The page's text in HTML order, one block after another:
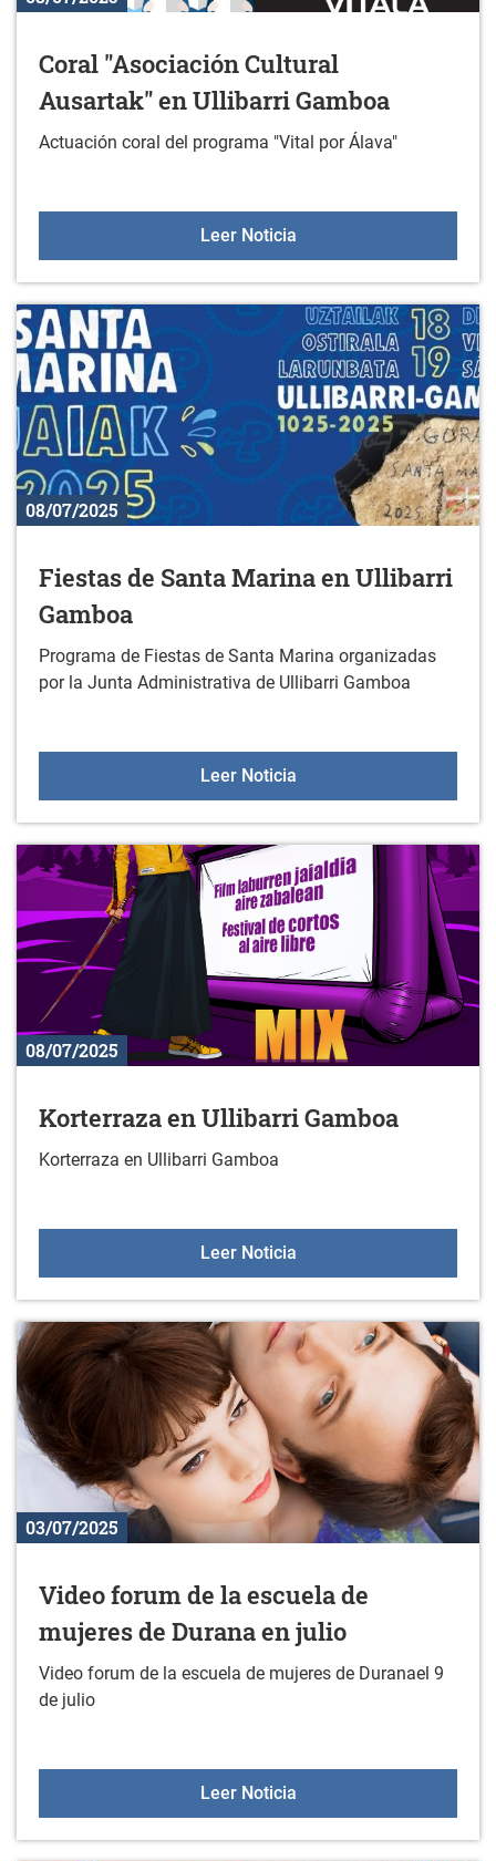
Coral "Asociación Cultural
Ausartak" en Ullibarri Gamboa
Actuación coral del programa "Vital por Álava"
Leer NoticiaCoral "Asociación
08/07/2025
Fiestas de Santa Marina en Ullibarri
Gamboa
Programa de Fiestas de Santa Marina organizadas
por la Junta Administrativa de Ullibarri Gamboa
Leer NoticiaFiestas de Santa Marina
08/07/2025
Korterraza en Ullibarri Gamboa
Korterraza en Ullibarri Gamboa
Leer NoticiaKorterraza en Ullibarri
03/07/2025
Video forum de la escuela de
mujeres de Durana en julio
Video forum de la escuela de mujeres de Duranael 9
de julio
Leer NoticiaVideo forum de la